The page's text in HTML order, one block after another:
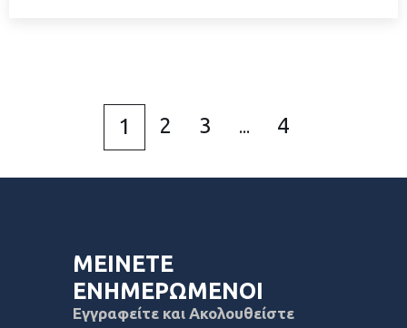
1 2 3 ... 4
ΜΕΙΝΕΤΕ
ΕΝΗΜΕΡΩΜΕΝΟΙ
Εγγραφείτε και Ακολουθείστε